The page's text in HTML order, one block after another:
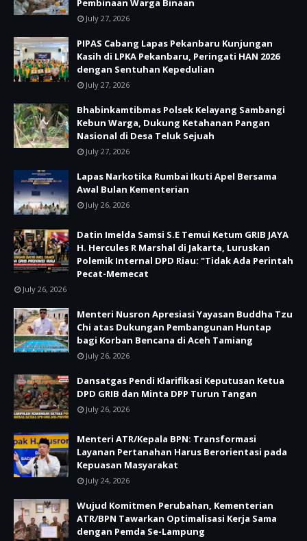
Pembinaan Warga Binaan
July 27, 2026
PIPAS Cabang Lapas Pekanbaru Kunjungan
Kasih di LPKA Pekanbaru, Peringati HAN 2026
dengan Sentuhan Kepedulian
July 27, 2026
Bhabinkamtibmas Polsek Kelayang Sambangi
Kebun Warga, Dukung Ketahanan Pangan
Nasional di Desa Teluk Sejuah
July 27, 2026
Lapas Narkotika Rumbai Ikuti Apel Bersama
Awal Bulan Kementerian
July 26, 2026
Datin Imelda Samsi S.E Temui Ketum GRIB JAYA
H. Hercules R Marshal di Jakarta, Luruskan
Polemik Internal DPD Riau: "Tidak Ada Perintah
Pecat-Memecat
July 26, 2026
Menteri Nusron Apresiasi Yayasan Buddha Tzu
Chi atas Dukungan Pembangunan Huntap
bagi Korban Bencana di Aceh Tamiang
July 26, 2026
Dansatgas Pendi Klarifikasi Keputusan Ketua
DPD GRIB dan Minta DPP Turun Tangan
July 26, 2026
Menteri ATR/Kepala BPN: Transformasi
Layanan Pertanahan Harus Berorientasi pada
Kepuasan Masyarakat
July 24, 2026
Wujud Komitmen Perubahan, Kementerian
ATR/BPN Tawarkan Optimalisasi Kerja Sama
dengan Pemda Se-Lampung